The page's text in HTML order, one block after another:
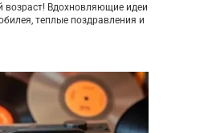
возраст! Вдохновляющие идеи
теплые поздравления и